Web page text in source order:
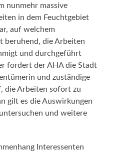
nunmehr massive
in dem Feuchtgebiet
auf welchem
beruhend, die Arbeiten
und durchgeführt
fordert der AHA die Stadt
und zuständige
die Arbeiten sofort zu
gilt es die Auswirkungen
und weitere
Interessenten